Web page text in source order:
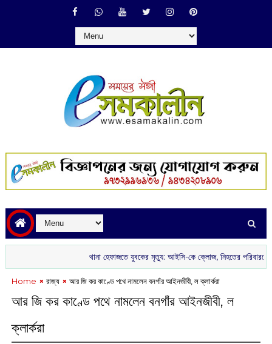
থানা হেফাজতে যুবকের মৃত্যু: আইসি-কে ক্লোজ, নিহতের পরিবারকে চাকরি ও
Home রাজ্য আর জি কর কাণ্ডে পথে নামলেন বনগাঁর আইনজীবী, ল ক্লার্করা
আর জি কর কাণ্ডে পথে নামলেন বনগাঁর আইনজীবী, ল
ক্লার্করা